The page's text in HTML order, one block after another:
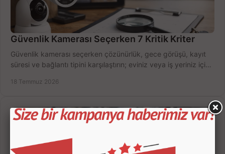
Güvenlik Kamerası Seçerken 7 Kritik Kriter
Güvenlik kamerası seçerken çözünürlük, gece görüşü, kayıt
süresi ve bağlantı tipini karşılaştırın; eviniz veya iş yeriniz için
18 Temmuz 2026